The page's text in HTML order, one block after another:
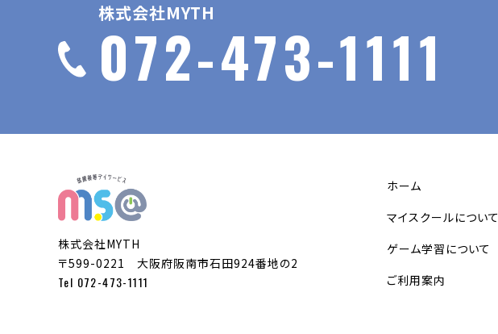
株式会社MYTH
072-473-1111
株式会社MYTH
〒599-0221 大阪府阪南市石田924番地の2
Tel 072-473-1111
ホーム
マイスクールについて
ゲーム学習について
ご利用案内